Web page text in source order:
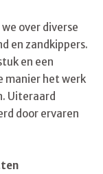
over diverse
en zandkippers.
en een
manier het werk
Uiteraard
door ervaren